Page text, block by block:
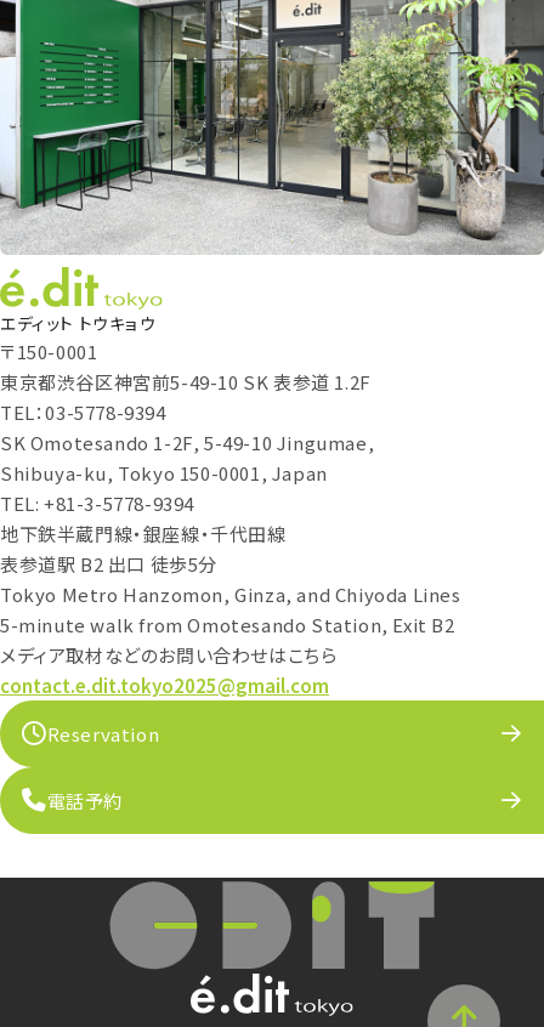
エディット トウキョウ
〒150-0001
東京都渋谷区神宮前5-49-10 SK 表参道 1.2F
TEL：03-5778-9394
SK Omotesando 1-2F, 5-49-10 Jingumae,
Shibuya-ku, Tokyo 150-0001, Japan
TEL: +81-3-5778-9394
地下鉄半蔵門線・銀座線・千代田線
表参道駅 B2 出口 徒歩5分
Tokyo Metro Hanzomon, Ginza, and Chiyoda Lines
5-minute walk from Omotesando Station, Exit B2
メディア取材などのお問い合わせはこちら
contact.e.dit.tokyo2025@gmail.com
Reservation
電話予約